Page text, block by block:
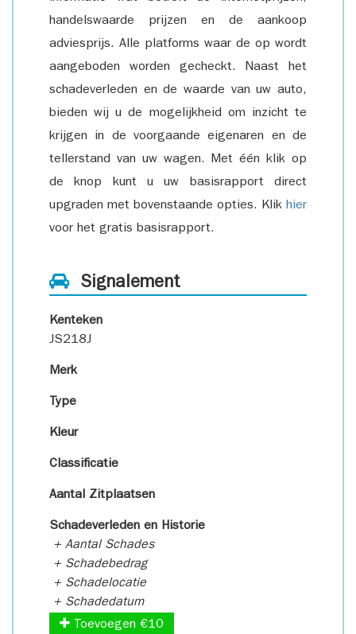
handelswaarde prijzen en de aankoop
adviesprijs. Alle platforms waar de op wordt
aangeboden worden gecheckt. Naast het
schadeverleden en de waarde van uw auto,
bieden wij u de mogelijkheid om inzicht te
krijgen in de voorgaande eigenaren en de
tellerstand van uw wagen. Met één klik op
de knop kunt u uw basisrapport direct
upgraden met bovenstaande opties. Klik hier
voor het gratis basisrapport.
Signalement
Kenteken
JS218J
Merk
Type
Kleur
Classificatie
Aantal Zitplaatsen
Schadeverleden en Historie
+ Aantal Schades
+ Schadebedrag
+ Schadelocatie
+ Schadedatum
Toevoegen €10